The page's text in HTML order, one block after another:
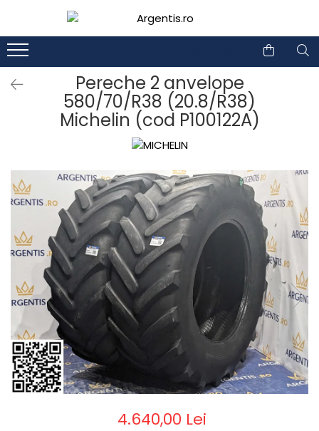
Pereche 2 anvelope
580/70/R38 (20.8/R38)
Michelin (cod P100122A)
4.640,00 Lei